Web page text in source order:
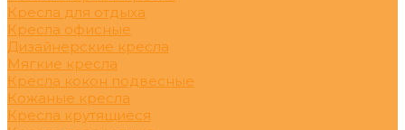
Кресла для отдыха
Кресла офисные
Дизайнерские кресла
Мягкие кресла
Кресла кокон подвесные
Кожаные кресла
Кресла крутящиеся